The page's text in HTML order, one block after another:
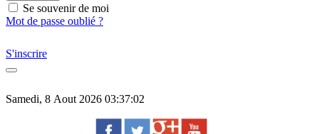
Se souvenir de moi
Mot de passe oublié ?
S'inscrire
Samedi, 8 Aout 2026 03:37:02